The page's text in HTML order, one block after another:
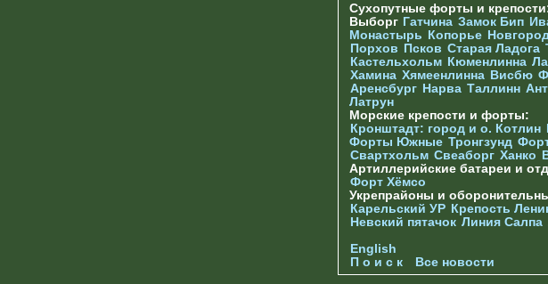
Сухопутные форты и
Выборг Гатчина Замок Бип
Монастырь
Копорье
Порхов
Псков Старая Ладога
Кастельхольм Кюменлинна
Хамина Хямеенлинна Висбю
Аренсбург Нарва Таллинн
Латрун
Морские крепости и форты:
Кронштадт: город и о. Котлин
Форты Южные Тронгзунд
Свартхольм Свеаборг Ханко
Артиллерийские батареи и
Форт Хёмсо
Укрепрайоны и
Карельский УР Крепость
Невский пятачок Линия Салпа
English
П о и с к
Все новости